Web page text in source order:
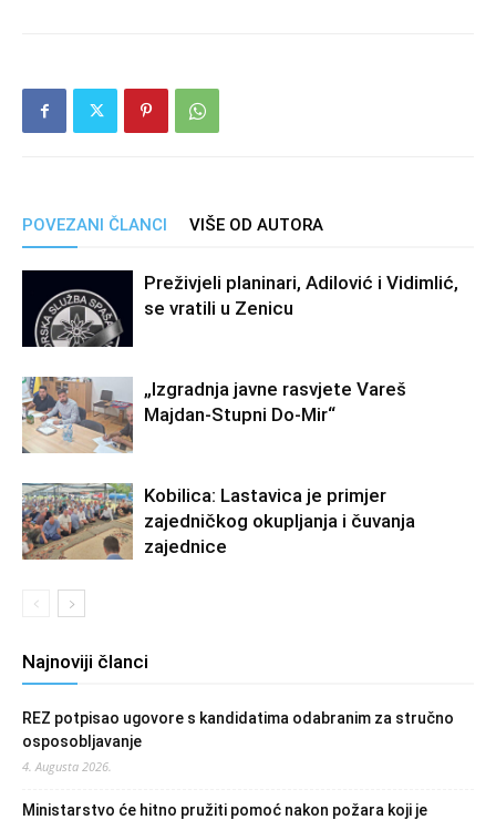
POVEZANI ČLANCI VIŠE OD AUTORA
Preživjeli planinari, Adilović i Vidimlić,
se vratili u Zenicu
„Izgradnja javne rasvjete Vareš
Majdan-Stupni Do-Mir“
Kobilica: Lastavica je primjer
zajedničkog okupljanja i čuvanja
zajednice
Najnoviji članci
REZ potpisao ugovore s kandidatima odabranim za stručno
osposobljavanje
4. Augusta 2026.
Ministarstvo će hitno pružiti pomoć nakon požara koji je